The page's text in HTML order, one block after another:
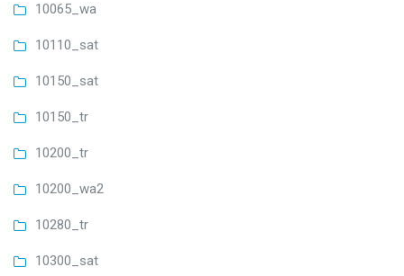
10065_wa
10110_sat
10150_sat
10150_tr
10200_tr
10200_wa2
10280_tr
10300_sat